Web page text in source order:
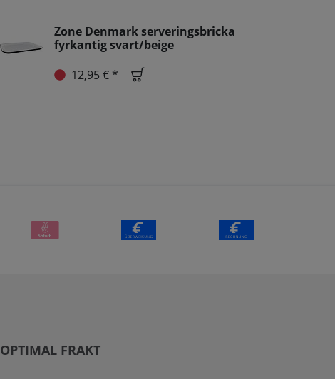
Zone Denmark serveringsbricka
fyrkantig svart/beige
12,95 € *
OPTIMAL FRAKT